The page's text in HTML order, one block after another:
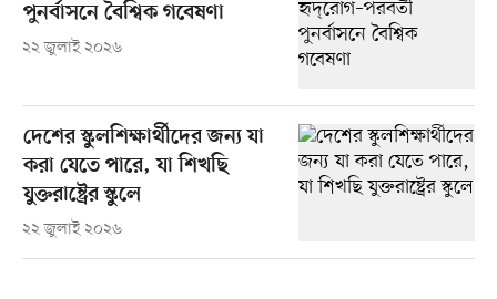
পুনর্বাসনে বৈশ্বিক গবেষণা
২২ জুলাই ২০২৬
দেশের স্কুলশিক্ষার্থীদের জন্য যা
করা যেতে পারে, যা শিখছি
যুক্তরাষ্ট্রের স্কুলে
২২ জুলাই ২০২৬